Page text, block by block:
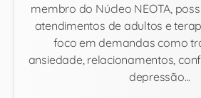
membro do Núcleo NEOTA,
atendimentos de adultos e
foco em demandas como
ansiedade, relacionamentos,
depressão...